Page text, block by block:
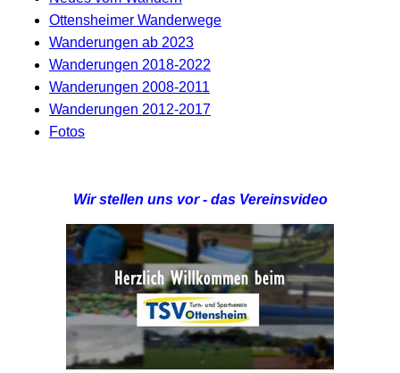
Ottensheimer Wanderwege
Wanderungen ab 2023
Wanderungen 2018-2022
Wanderungen 2008-2011
Wanderungen 2012-2017
Fotos
Wir stellen uns vor - das Vereinsvideo